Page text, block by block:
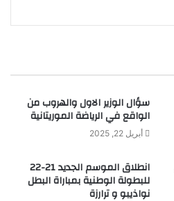
سؤال الوزير الاول والهروب من
الواقع في الرياضة الموريتانية
أبريل 22, 2025
انطلاق الموسم الجديد 21-22
للبطولة الوطنية بمباراة البطل
نواذيبو و ترارزة